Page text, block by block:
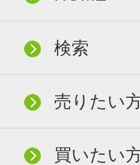
検索
売りたい
買いたい